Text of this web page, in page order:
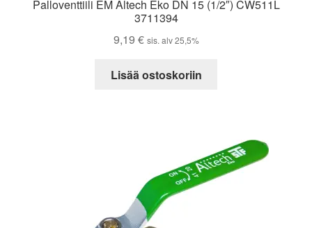
Palloventtiili EM Altech Eko DN 15 (1/2″) CW511L
3711394
9,19 € sis. alv 25,5%
Lisää ostoskoriin